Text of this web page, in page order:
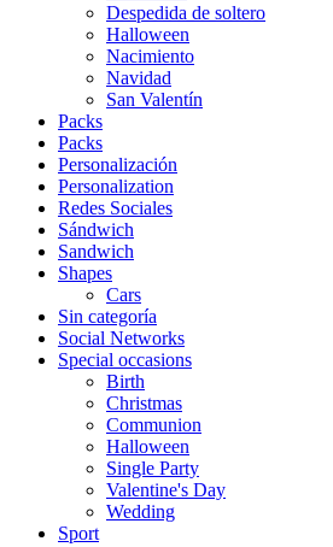
Despedida de soltero
Halloween
Nacimiento
Navidad
San Valentín
Packs
Packs
Personalización
Personalization
Redes Sociales
Sándwich
Sandwich
Shapes
Cars
Sin categoría
Social Networks
Special occasions
Birth
Christmas
Communion
Halloween
Single Party
Valentine's Day
Wedding
Sport